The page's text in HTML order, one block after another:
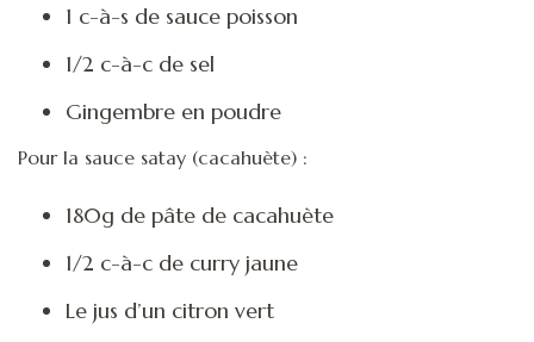
1 c-à-s de sauce poisson
1/2 c-à-c de sel
Gingembre en poudre
Pour la sauce satay (cacahuète) :
180g de pâte de cacahuète
1/2 c-à-c de curry jaune
Le jus d’un citron vert